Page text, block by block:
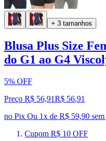
+ 3 tamanhos
Blusa Plus Size
do G1 ao G4
5% OFF
Preço R$ 56,91R$ 56,91
no Pix Ou 1x de R$ 59,90
Cupom R$ 10 OFF